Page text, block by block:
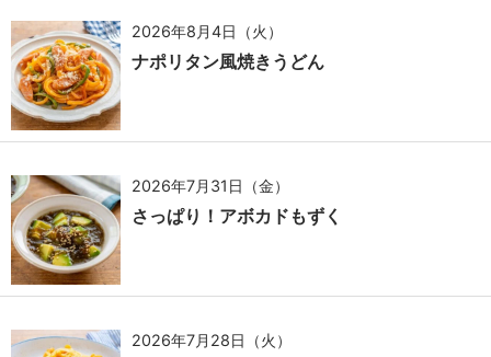
2026年8月4日（火）
ナポリタン風焼きうどん
2026年7月31日（金）
さっぱり！アボカドもずく
2026年7月28日（火）